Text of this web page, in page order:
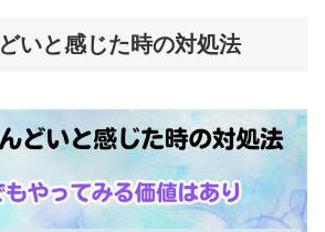
いと感じた時の対処法